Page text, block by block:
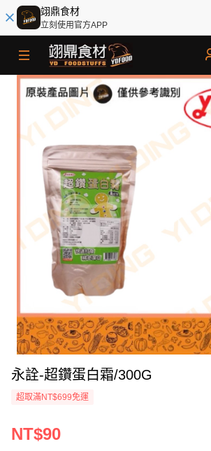
翊鼎食材
立刻使用官方APP
永詮-超鑽蛋白霜/300G
超取滿NT$699免運
NT$90